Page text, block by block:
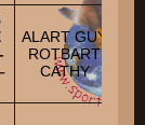
ALART GUY
ROTBART
CATHY